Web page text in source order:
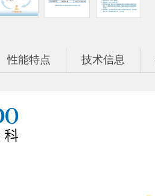
性能特点 技术信息